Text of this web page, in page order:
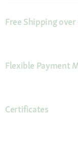
Free Shipping
Flexible Payment
Certificates